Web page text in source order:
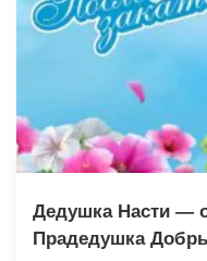
Дедушка Насти —
Прадедушка